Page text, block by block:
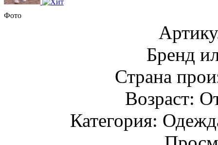
Фото
Бренд
Страна
Возраст:
Категория: